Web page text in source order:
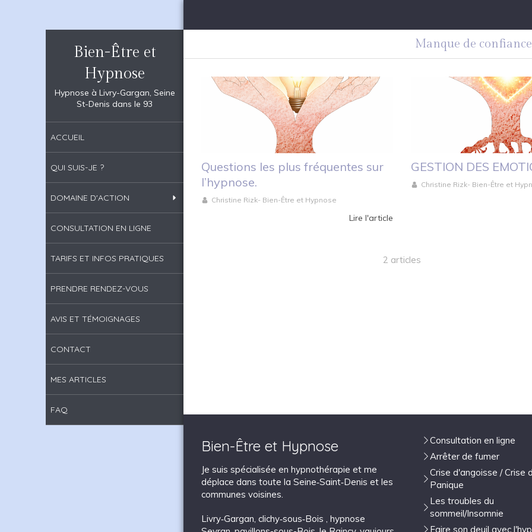
Bien-Être et
Hypnose
Hypnose à Livry-Gargan, Seine
St-Denis dans le 93
ACCUEIL
QUI SUIS-JE ?
DOMAINE D'ACTION
CONSULTATION EN LIGNE
TARIFS ET INFOS PRATIQUES
PRENDRE RENDEZ-VOUS
AVIS ET TÉMOIGNAGES
CONTACT
MES ARTICLES
FAQ
Manque de
Questions les plus fréquentes sur
l’hypnose.
Christine Rizk- Bien-Être et Hypnose
Lire l'article
GESTION DES
Christine Rizk- Bien-Être et
2 articles
Bien-Être et Hypnose
Je suis spécialisée en hypnothérapie et me
déplace dans toute la Seine‑Saint‑Denis et les
communes voisines.
Livry‑Gargan,clichy‑sous‑Bois,hypnose
Consultation en ligne
Arrêter de fumer
Crise d'angoisse / Crise
Panique
Les troubles du
sommeil/Insomnie
Faire son deuil avec